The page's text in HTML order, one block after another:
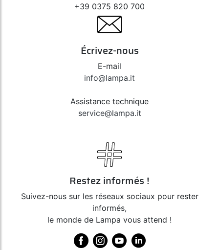
+39 0375 820 700
Écrivez-nous
E-mail
info@lampa.it
Assistance technique
service@lampa.it
Restez informés !
Suivez-nous sur les réseaux sociaux pour rester
informés,
le monde de Lampa vous attend !